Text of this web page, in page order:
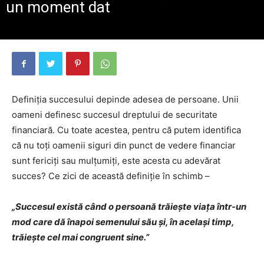
un moment dat
Definiția succesului depinde adesea de persoane. Unii
oameni definesc succesul dreptului de securitate
financiară. Cu toate acestea, pentru că putem identifica
că nu toți oamenii siguri din punct de vedere financiar
sunt fericiți sau mulțumiți, este acesta cu adevărat
succes? Ce zici de această definiție în schimb –
„Succesul există când o persoană trăiește viața într-un
mod care dă înapoi semenului său și, în același timp,
trăiește cel mai congruent sine.”